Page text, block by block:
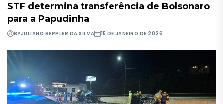
STF determina transferência de Bolsonaro
para a Papudinha
BYJULIANO BEPPLER DA SILVA 15 DE JANEIRO DE 2026